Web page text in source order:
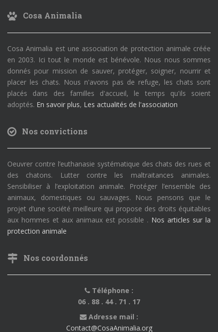
Cosa Animalia
Cosa Animalia est une association de protection animale créée
en 2003. Ici tout le monde est bénévole. Nous nous sommes
donnés pour mission de sauver, protéger, soigner, nourrir et
placer les chats. Nous n'avons pas de refuge, les chats sont
placés dans des familles d'accueil, le temps qu'ils soient
adoptés. En savoir plus, Les actualités de l'association
Nos convictions
Oeuvrer contre l’euthanasie systématique des chats des rues et
des chatons. Lutter contre les maltraitances animales.
Sensibiliser à l’exploitation animale. Protéger l’ensemble des
animaux, domestiques ou sauvages. Nous pensons que le
projet d’une société meilleure qui propose des droits équitables
aux hommes et aux animaux est possible . Nos articles sur la
protection animale
Nos coordonnés
Téléphone :
06 . 88 . 44 . 71 . 17
Adresse mail :
Contact@CosaAnimalia.org